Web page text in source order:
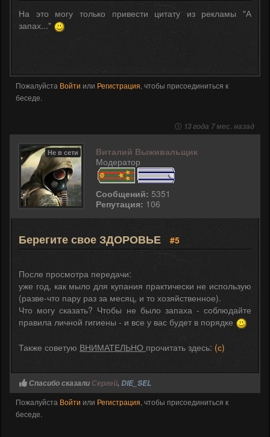
На это могу только привести цитату из рекламы "А
запах..."
Пожалуйста Войти или Регистрация, чтобы присоединиться к
беседе.
13 года 7 мес. назад
Не в сети
Виталий Выживальщик
Модератор
Сообщений: 5351
Репутация: 106
Берегите свое ЗДОРОВЬЕ #5
После просмотра передачи:
уже год, как мыло для купания практически не использую
(разве-что пару раз за месяц, и то хозяйственное).
Что могу сказать? Чтобы не было запаха - соблюдайте
правила личной гигиены - и все у вас будет в порядке
Также советую ВНИМАТЕЛЬНО прочитать здесь: (с)
Спасибо сказали Сергей, DIE_SEL
Пожалуйста Войти или Регистрация, чтобы присоединиться к
беседе.